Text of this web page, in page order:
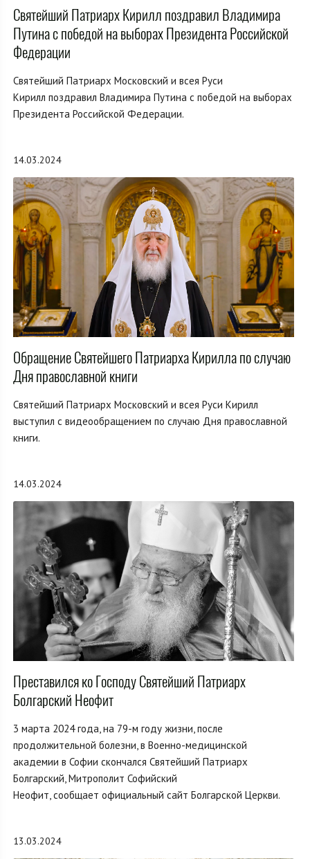
Святейший Патриарх Кирилл поздравил Владимира
Путина с победой на выборах Президента Российской
Федерации
Святейший Патриарх Московский и всея Руси
Кирилл поздравил Владимира Путина с победой на выборах
Президента Российской Федерации.
14.03.2024
Обращение Святейшего Патриарха Кирилла по случаю
Дня православной книги
Святейший Патриарх Московский и всея Руси Кирилл
выступил с видеообращением по случаю Дня православной
книги.
14.03.2024
Преставился ко Господу Святейший Патриарх
Болгарский Неофит
3 марта 2024 года, на 79-м году жизни, после
продолжительной болезни, в Военно-медицинской
академии в Софии скончался Святейший Патриарх
Болгарский, Митрополит Софийский
Неофит, сообщает официальный сайт Болгарской Церкви.
13.03.2024